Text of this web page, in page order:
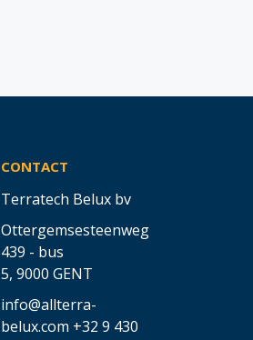
CONTACT
Terratech Belux bv
Ottergemsesteenweg
439 - bus
5, 9000 GENT
info@allterra-
belux.com +32 9 430